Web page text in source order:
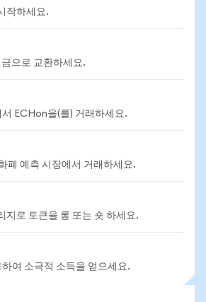
작하세요.
으로 교환하세요.
ECHon을(를) 거래하세요.
폐 예측 시장에서 거래하세요.
지로 토큰을 롱 또는 숏 하세요.
여 소극적 소득을 얻으세요.